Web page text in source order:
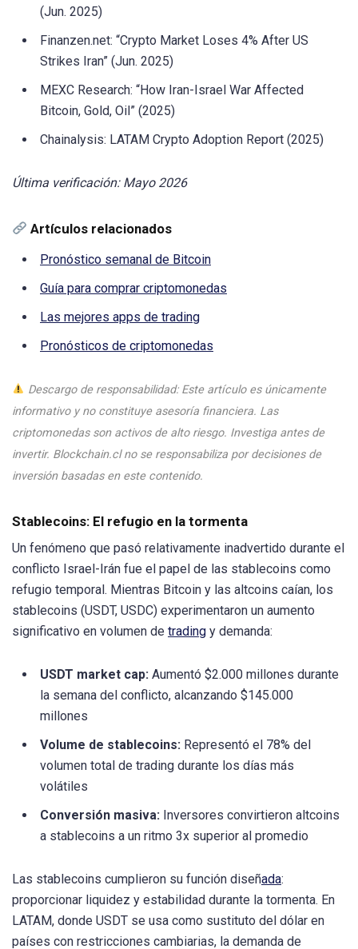
(Jun. 2025)
Finanzen.net: “Crypto Market Loses 4% After US
Strikes Iran” (Jun. 2025)
MEXC Research: “How Iran-Israel War Affected
Bitcoin, Gold, Oil” (2025)
Chainalysis: LATAM Crypto Adoption Report (2025)
Última verificación: Mayo 2026
Artículos relacionados
Pronóstico semanal de Bitcoin
Guía para comprar criptomonedas
Las mejores apps de trading
Pronósticos de criptomonedas
Descargo de responsabilidad: Este artículo es únicamente
informativo y no constituye asesoría financiera. Las
criptomonedas son activos de alto riesgo. Investiga antes de
invertir. Blockchain.cl no se responsabiliza por decisiones de
inversión basadas en este contenido.
Stablecoins: El refugio en la tormenta
Un fenómeno que pasó relativamente inadvertido durante el
conflicto Israel-Irán fue el papel de las stablecoins como
refugio temporal. Mientras Bitcoin y las altcoins caían, los
stablecoins (USDT, USDC) experimentaron un aumento
significativo en volumen de trading y demanda:
USDT market cap: Aumentó $2.000 millones durante
la semana del conflicto, alcanzando $145.000
millones
Volume de stablecoins: Representó el 78% del
volumen total de trading durante los días más
volátiles
Conversión masiva: Inversores convirtieron altcoins
a stablecoins a un ritmo 3x superior al promedio
Las stablecoins cumplieron su función diseñada:
proporcionar liquidez y estabilidad durante la tormenta. En
LATAM, donde USDT se usa como sustituto del dólar en
países con restricciones cambiarias, la demanda de